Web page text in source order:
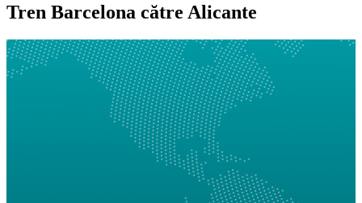
Tren Barcelona către Alicante